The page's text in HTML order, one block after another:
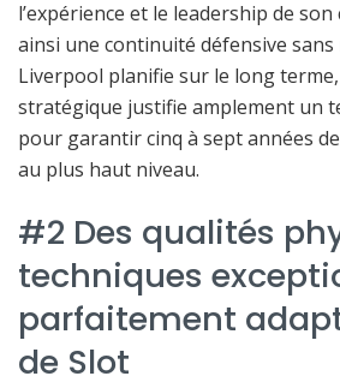
l’expérience et le leadership de
ainsi une continuité défensive
Liverpool planifie sur le long
stratégique justifie amplement un
pour garantir cinq à sept années
au plus haut niveau.
#2 Des qualités
techniques
parfaitement
de Slot